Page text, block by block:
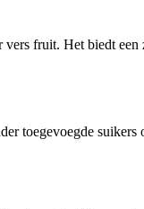
fruit. Het biedt een
toegevoegde suikers